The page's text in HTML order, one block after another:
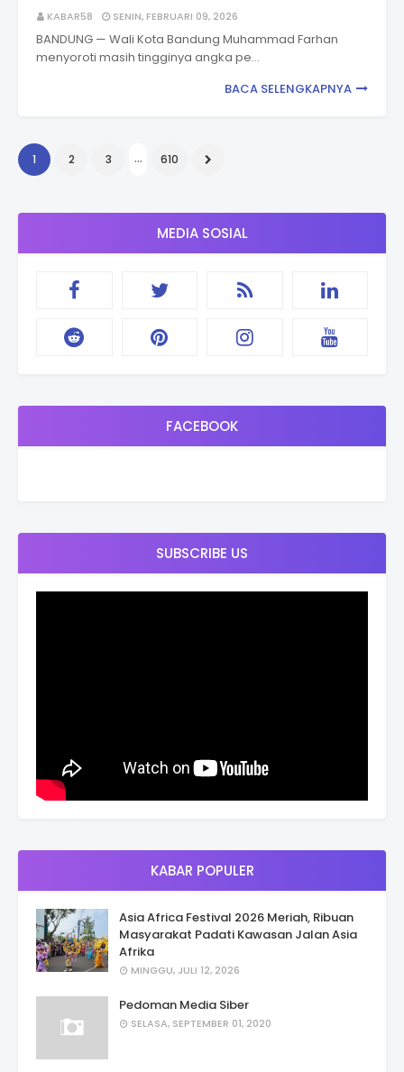
KABAR58 SENIN, FEBRUARI 09, 2026
BANDUNG — Wali Kota Bandung Muhammad Farhan
menyoroti masih tingginya angka pe…
BACA SELENGKAPNYA
1 2 3 ... 610
MEDIA SOSIAL
FACEBOOK
SUBSCRIBE US
KABAR POPULER
Asia Africa Festival 2026 Meriah, Ribuan
Masyarakat Padati Kawasan Jalan Asia
Afrika
MINGGU, JULI 12, 2026
Pedoman Media Siber
SELASA, SEPTEMBER 01, 2020